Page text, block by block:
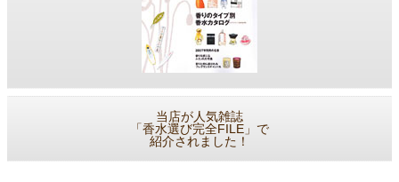
当店が人気雑誌
「香水選び完全FILE」で
紹介されました！